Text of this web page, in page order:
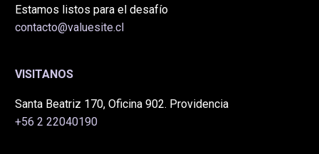
Estamos listos para el desafío
contacto@valuesite.cl
VISITANOS
Santa Beatriz 170, Oficina 902. Providencia
+56 2 22040190